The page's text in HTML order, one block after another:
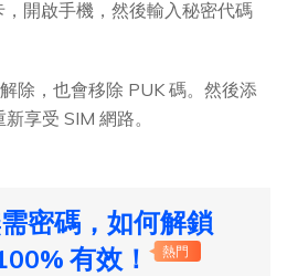
開啟手機，然後輸入秘密代碼
除，也會移除 PUK 碼。然後添
享受 SIM 網路。
密碼，如何解鎖
有效！
熱門